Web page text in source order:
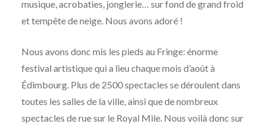
musique, acrobaties, jonglerie… sur fond de grand froid
et tempête de neige. Nous avons adoré !
Nous avons donc mis les pieds au Fringe: énorme
festival artistique qui a lieu chaque mois d’août à
Édimbourg. Plus de 2500 spectacles se déroulent dans
toutes les salles de la ville, ainsi que de nombreux
spectacles de rue sur le Royal Mile. Nous voilà donc sur